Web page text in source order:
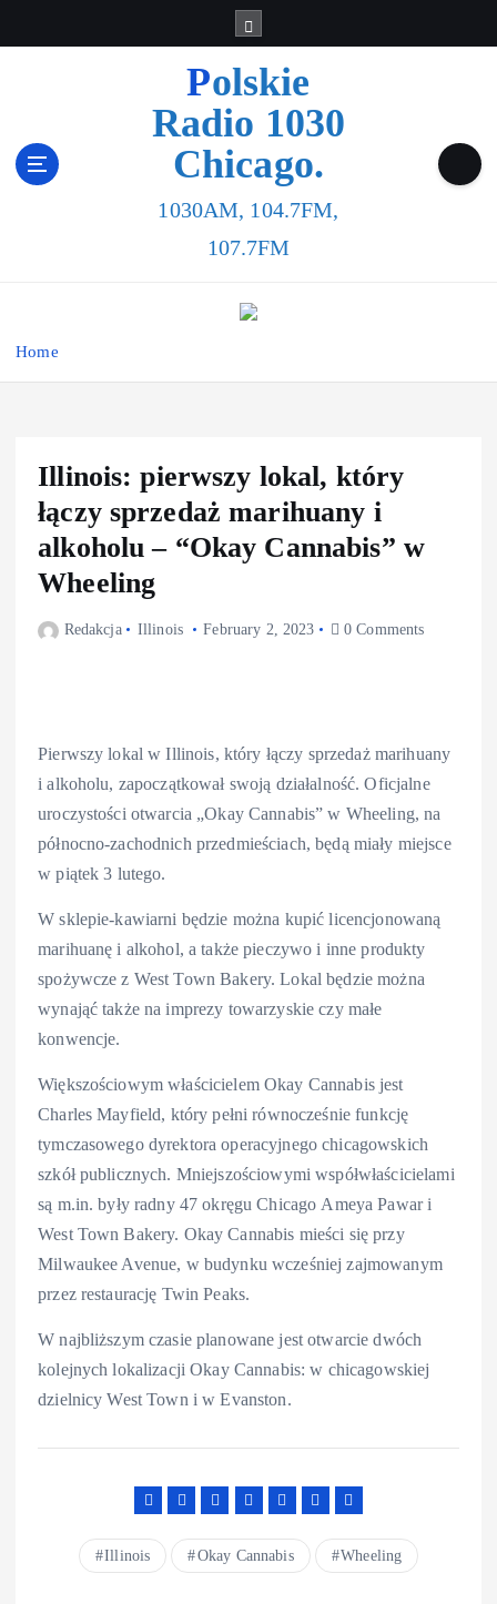
Polskie
Radio 1030
Chicago.
1030AM, 104.7FM,
107.7FM
Home
Illinois: pierwszy lokal, który
łączy sprzedaż marihuany i
alkoholu – “Okay Cannabis” w
Wheeling
Redakcja Illinois February 2, 2023 0 Comments
Pierwszy lokal w Illinois, który łączy sprzedaż marihuany
i alkoholu, zapoczątkował swoją działalność. Oficjalne
uroczystości otwarcia „Okay Cannabis” w Wheeling, na
północno-zachodnich przedmieściach, będą miały miejsce
w piątek 3 lutego.
W sklepie-kawiarni będzie można kupić licencjonowaną
marihuanę i alkohol, a także pieczywo i inne produkty
spożywcze z West Town Bakery. Lokal będzie można
wynająć także na imprezy towarzyskie czy małe
konwencje.
Większościowym właścicielem Okay Cannabis jest
Charles Mayfield, który pełni równocześnie funkcję
tymczasowego dyrektora operacyjnego chicagowskich
szkół publicznych. Mniejszościowymi współwłaścicielami
są m.in. były radny 47 okręgu Chicago Ameya Pawar i
West Town Bakery. Okay Cannabis mieści się przy
Milwaukee Avenue, w budynku wcześniej zajmowanym
przez restaurację Twin Peaks.
W najbliższym czasie planowane jest otwarcie dwóch
kolejnych lokalizacji Okay Cannabis: w chicagowskiej
dzielnicy West Town i w Evanston.
Illinois Okay Cannabis Wheeling